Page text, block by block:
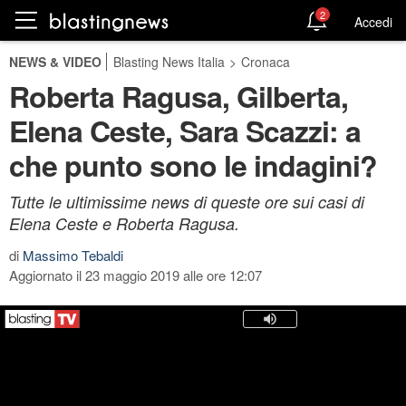
2 Accedi
NEWS & VIDEO Blasting News Italia > Cronaca
Roberta Ragusa, Gilberta,
Elena Ceste, Sara Scazzi: a
che punto sono le indagini?
Tutte le ultimissime news di queste ore sui casi di
Elena Ceste e Roberta Ragusa.
di Massimo Tebaldi
Aggiornato il 23 maggio 2019 alle ore 12:07